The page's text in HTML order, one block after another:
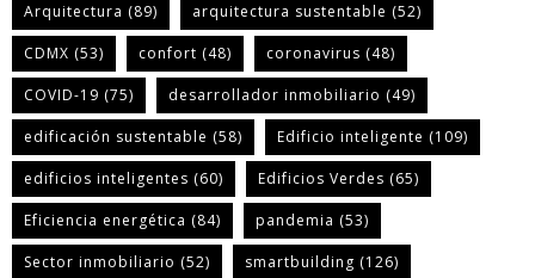
Arquitectura (89) arquitectura sustentable (52)
CDMX (53) confort (48) coronavirus (48)
COVID-19 (75) desarrollador inmobiliario (49)
edificación sustentable (58) Edificio inteligente (109)
edificios inteligentes (60) Edificios Verdes (65)
Eficiencia energética (84) pandemia (53)
Sector inmobiliario (52) smartbuilding (126)